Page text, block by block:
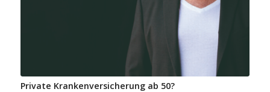
Private Krankenversicherung ab 50?